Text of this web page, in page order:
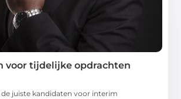
voor tijdelijke opdrachten
juiste kandidaten voor interim